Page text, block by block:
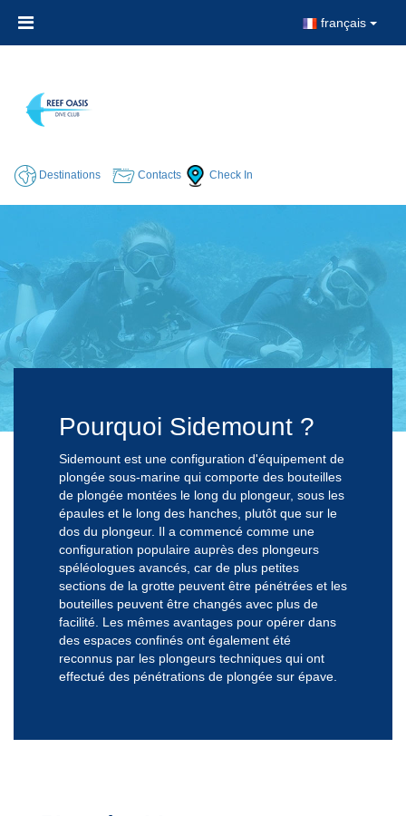
français
Destinations Contacts Check In
Pourquoi Sidemount ?
Sidemount est une configuration d'équipement de
plongée sous-marine qui comporte des bouteilles
de plongée montées le long du plongeur, sous les
épaules et le long des hanches, plutôt que sur le
dos du plongeur. Il a commencé comme une
configuration populaire auprès des plongeurs
spéléologues avancés, car de plus petites
sections de la grotte peuvent être pénétrées et les
bouteilles peuvent être changés avec plus de
facilité. Les mêmes avantages pour opérer dans
des espaces confinés ont également été
reconnus par les plongeurs techniques qui ont
effectué des pénétrations de plongée sur épave.